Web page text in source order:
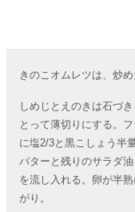
きのこオムレツは、炒
しめじとえのきは石づ
とって薄切りにする。
に塩2/3と黒こしょう半
バターと残りのサラダ
を流し入れる。卵が半
がり。